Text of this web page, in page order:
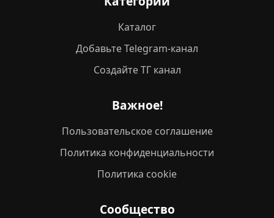
Каталог
Добавьте Telegram-канал
Создайте ТГ канал
Важное!
Пользовательское соглашение
Политика конфиденциальности
Политика cookie
Сообщество